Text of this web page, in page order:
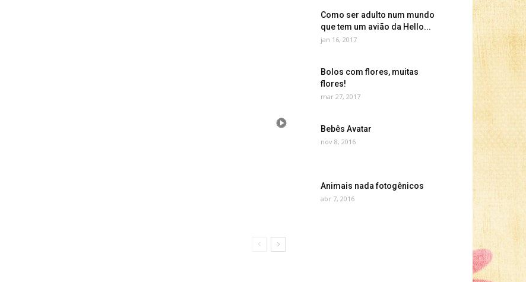
Como ser adulto num mundo
que tem um avião da Hello...
jan 16, 2017
Bolos com flores, muitas
flores!
mar 27, 2017
Bebês Avatar
nov 8, 2016
Animais nada fotogênicos
abr 7, 2016